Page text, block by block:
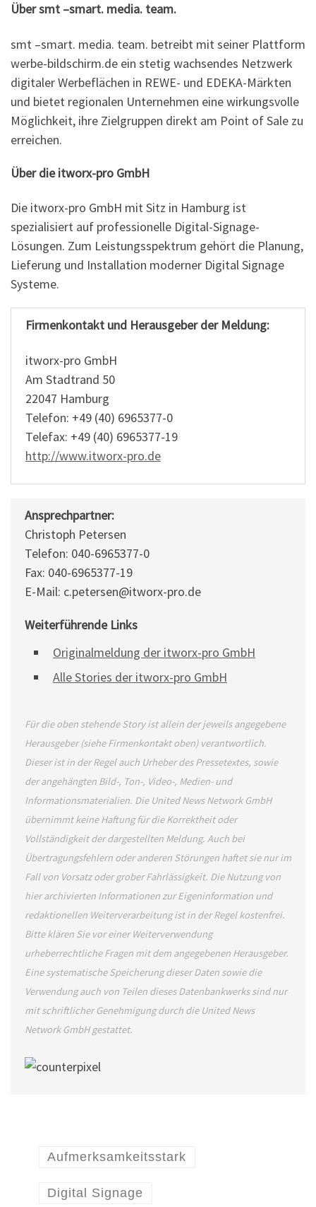
Über smt –smart. media. team.
smt –smart. media. team. betreibt mit seiner Plattform
werbe-bildschirm.de ein stetig wachsendes Netzwerk
digitaler Werbeflächen in REWE- und EDEKA-Märkten
und bietet regionalen Unternehmen eine wirkungsvolle
Möglichkeit, ihre Zielgruppen direkt am Point of Sale zu
erreichen.
Über die itworx-pro GmbH
Die itworx-pro GmbH mit Sitz in Hamburg ist
spezialisiert auf professionelle Digital-Signage-
Lösungen. Zum Leistungsspektrum gehört die Planung,
Lieferung und Installation moderner Digital Signage
Systeme.
Firmenkontakt und Herausgeber der Meldung:
itworx-pro GmbH
Am Stadtrand 50
22047 Hamburg
Telefon: +49 (40) 6965377-0
Telefax: +49 (40) 6965377-19
http://www.itworx-pro.de
Ansprechpartner:
Christoph Petersen
Telefon: 040-6965377-0
Fax: 040-6965377-19
E-Mail: c.petersen@itworx-pro.de
Weiterführende Links
Originalmeldung der itworx-pro GmbH
Alle Stories der itworx-pro GmbH
Für die oben stehende Story ist allein der jeweils angegebene
Herausgeber (siehe Firmenkontakt oben) verantwortlich.
Dieser ist in der Regel auch Urheber des Pressetextes, sowie
der angehängten Bild-, Ton-, Video-, Medien- und
Informationsmaterialien. Die United News Network GmbH
übernimmt keine Haftung für die Korrektheit oder
Vollständigkeit der dargestellten Meldung. Auch bei
Übertragungsfehlern oder anderen Störungen haftet sie nur im
Fall von Vorsatz oder grober Fahrlässigkeit. Die Nutzung von
hier archivierten Informationen zur Eigeninformation und
redaktionellen Weiterverarbeitung ist in der Regel kostenfrei.
Bitte klären Sie vor einer Weiterverwendung
urheberrechtliche Fragen mit dem angegebenen Herausgeber.
Eine systematische Speicherung dieser Daten sowie die
Verwendung auch von Teilen dieses Datenbankwerks sind nur
mit schriftlicher Genehmigung durch die United News
Network GmbH gestattet.
Aufmerksamkeitsstark
Digital Signage